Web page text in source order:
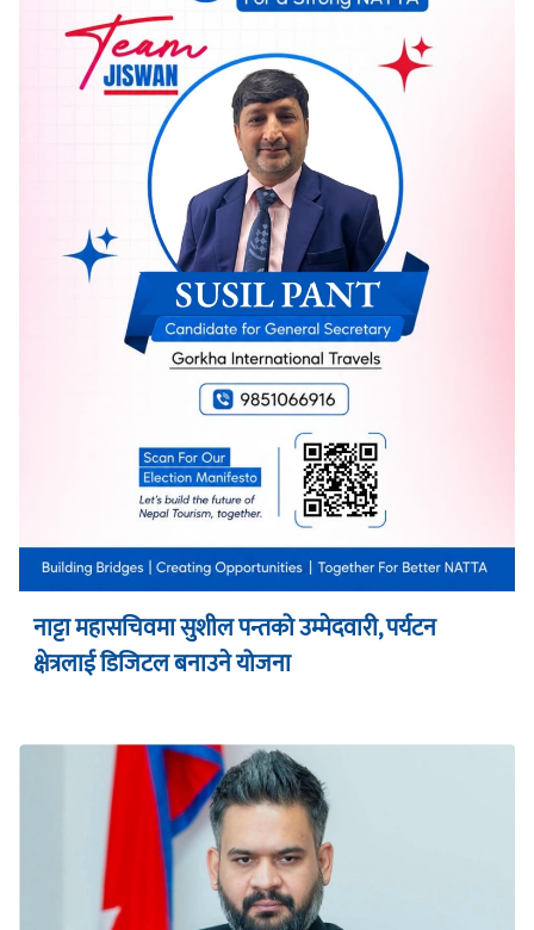
नाट्टा महासचिवमा सुशील पन्तको उम्मेदवारी, पर्यटन
क्षेत्रलाई डिजिटल बनाउने योजना